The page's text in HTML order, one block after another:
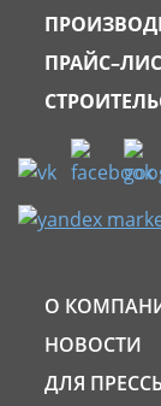
О
НОВОСТИ
ДЛЯ